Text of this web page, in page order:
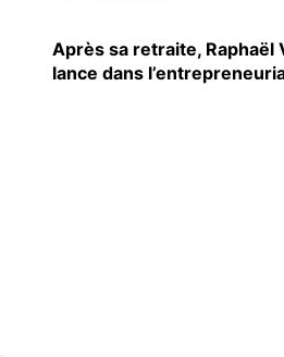
Après sa retraite, Raphaël
lance dans